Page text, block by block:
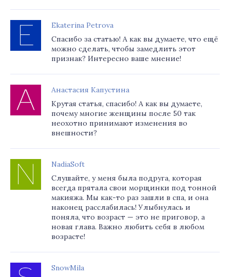
Ekaterina Petrova
Спасибо за статью! А как вы думаете, что ещё
можно сделать, чтобы замедлить этот
признак? Интересно ваше мнение!
Анастасия Капустина
Крутая статья, спасибо! А как вы думаете,
почему многие женщины после 50 так
неохотно принимают изменения во
внешности?
NadiaSoft
Слушайте, у меня была подруга, которая
всегда прятала свои морщинки под тонной
макияжа. Мы как-то раз зашли в спа, и она
наконец расслабилась! Улыбнулась и
поняла, что возраст — это не приговор, а
новая глава. Важно любить себя в любом
возрасте!
SnowMila